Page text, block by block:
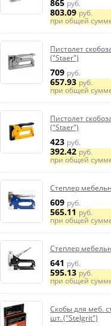
865 руб.
803.09руб.
при общей
Пистолет
("Staer")
709 руб.
657.93руб.
при общей
Пистолет
("Staer")
423 руб.
392.42руб.
при общей
Степлер
609 руб.
565.11руб.
при общей
Степлер
641 руб.
595.13руб.
при общей
Скобы для меб.
шт. ("Stelgrit")